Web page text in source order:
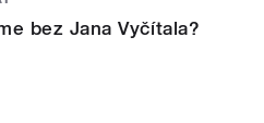
bez Jana Vyčítala?